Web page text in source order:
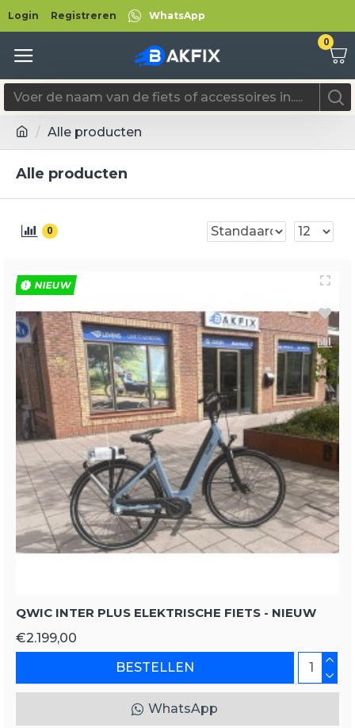
Login Registreren WhatsApp
0
Alle producten
Alle producten
0
NIEUW
QWIC INTER PLUS ELEKTRISCHE FIETS - NIEUW
€2.199,00
BESTELLEN
WhatsApp